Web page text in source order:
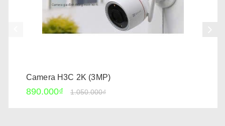
Camera H3C 2K (3MP)
890.000₫ 1.050.000₫